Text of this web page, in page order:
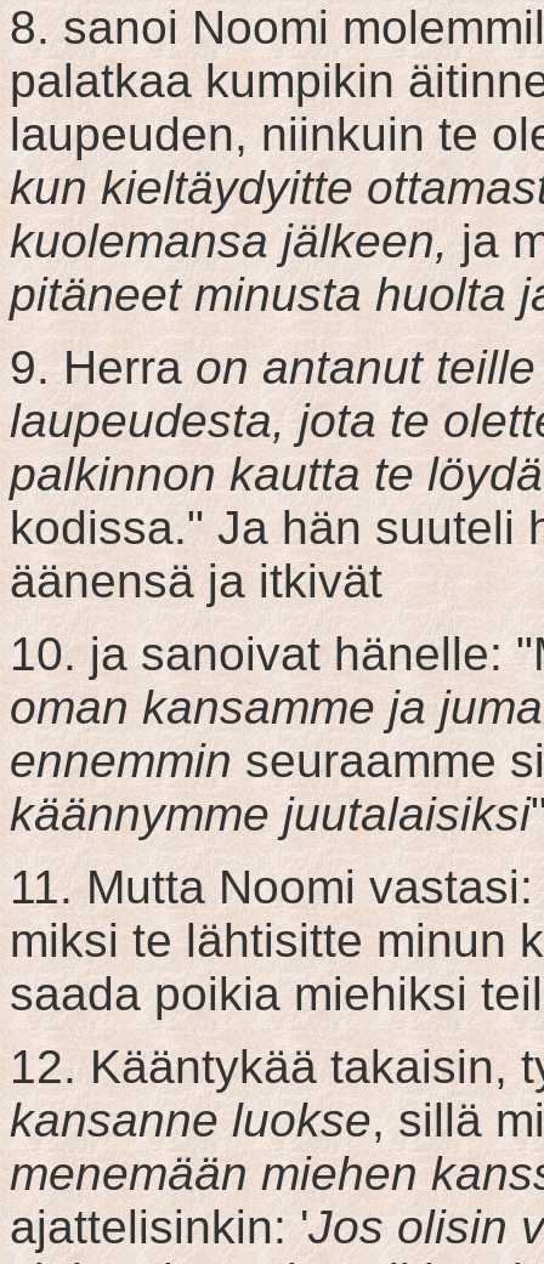
8. sanoi Noomi
palatkaa kumpikin
laupeuden, niinkuin te
kun kieltäydyitte
kuolemansa jälkeen,ja
pitäneet minusta huolta
9. Herraon antanut
laupeudesta, jota te
palkinnon kautta te
kodissa." Ja hän suuteli
äänensä ja itkivät
10. ja sanoivat hänelle:
oman kansamme ja
ennemmin seuraamme
käännymme juutalaisiksi
11. Mutta Noomi
miksi te lähtisitte minun
saada poikia miehiksi
12. Kääntykää takaisin,
kansanne luokse, sillä
menemään miehen
ajattelisinkin: 'Jos olisin